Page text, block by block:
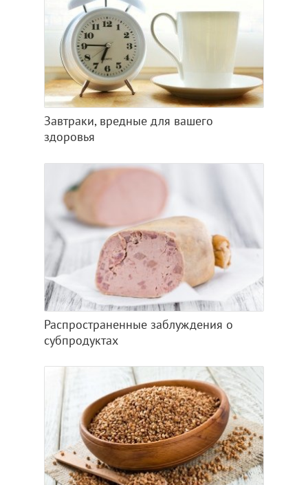
Завтраки, вредные для вашего
здоровья
Распространенные заблуждения о
субпродуктах